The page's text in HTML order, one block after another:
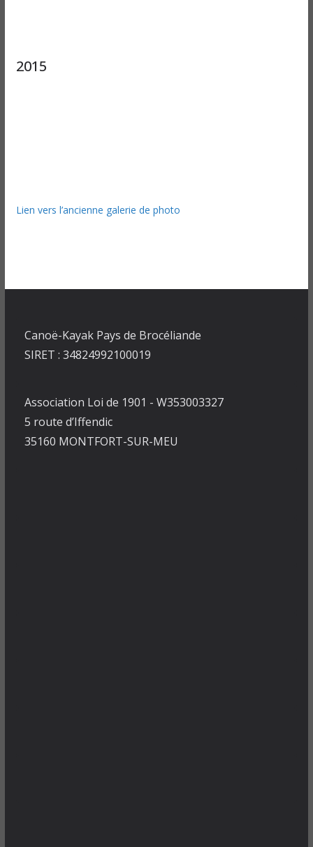
2015
Lien vers l’ancienne galerie de photo
Canoë-Kayak Pays de Brocéliande
SIRET : 34824992100019
Association Loi de 1901 - W353003327
5 route d’Iffendic
35160 MONTFORT-SUR-MEU